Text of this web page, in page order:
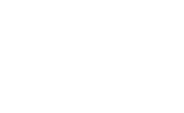
ЛУЧШЕ
расширенные функции
планировать
личных целей.